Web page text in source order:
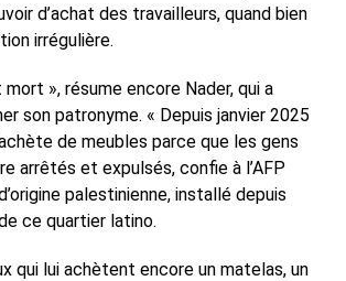
d’achat des travailleurs, quand bien
irrégulière.
», résume encore Nader, qui a
son patronyme. « Depuis janvier 2025
de meubles parce que les gens
arrêtés et expulsés, confie à l’AFP
palestinienne, installé depuis
ce quartier latino.
qui lui achètent encore un matelas, un